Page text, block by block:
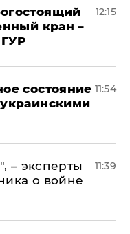
кран –
12:15
состояние 11:54
– эксперты
о войне
11:39